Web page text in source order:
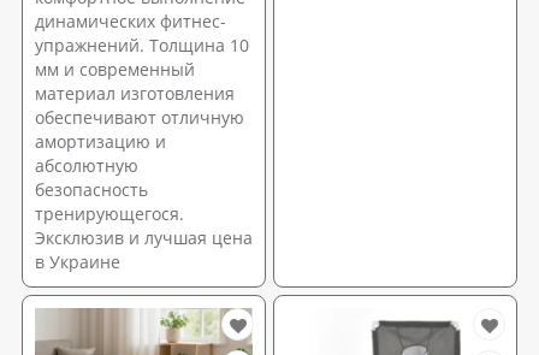
динамических фитнес-
упражнений. Толщина 10
мм и современный
материал изготовления
обеспечивают отличную
амортизацию и
абсолютную
безопасность
тренирующегося.
Эксклюзив и лучшая цена
в Украине